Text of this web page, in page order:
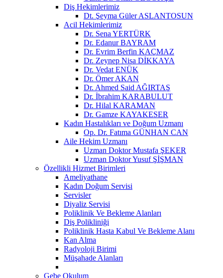
Diş Hekimlerimiz
Dt. Şeyma Güler ASLANTOSUN
Acil Hekimlerimiz
Dr. Sena YERTÜRK
Dr. Edanur BAYRAM
Dr. Evrim Berfin KAÇMAZ
Dr. Zeynep Nisa DİKKAYA
Dr. Vedat ENÜK
Dr. Ömer AKAN
Dr. Ahmed Said AĞIRTAŞ
Dr. İbrahim KARABULUT
Dr. Hilal KARAMAN
Dr. Gamze KAYAKESER
Kadın Hastalıkları ve Doğum Uzmanı
Op. Dr. Fatıma GÜNHAN CAN
Aile Hekim Uzmanı
Uzman Doktor Mustafa ŞEKER
Uzman Doktor Yusuf ŞİŞMAN
Özellikli Hizmet Birimleri
Ameliyathane
Kadın Doğum Servisi
Servisler
Diyaliz Servisi
Poliklinik Ve Bekleme Alanları
Diş Polikliniği
Poliklinik Hasta Kabul Ve Bekleme Alanı
Kan Alma
Radyoloji Birimi
Müşahade Alanları
Gebe Okulum